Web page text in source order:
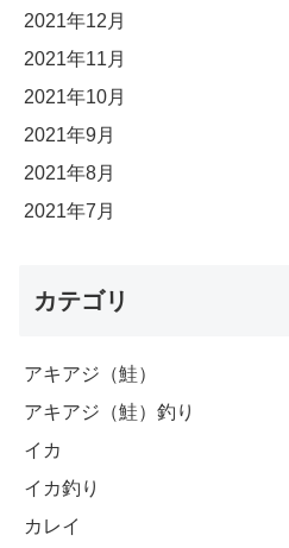
2021年12月
2021年11月
2021年10月
2021年9月
2021年8月
2021年7月
カテゴリ
アキアジ（鮭）
アキアジ（鮭）釣り
イカ
イカ釣り
カレイ